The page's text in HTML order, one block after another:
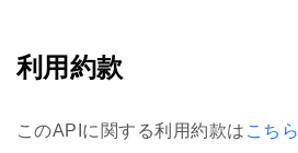
利用約款
このAPIに関する利用約款は こちら